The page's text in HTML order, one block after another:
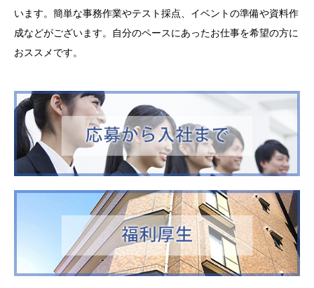
います。簡単な事務作業やテスト採点、イベントの準備や資料作
成などがございます。自分のペースにあったお仕事を希望の方に
おススメです。